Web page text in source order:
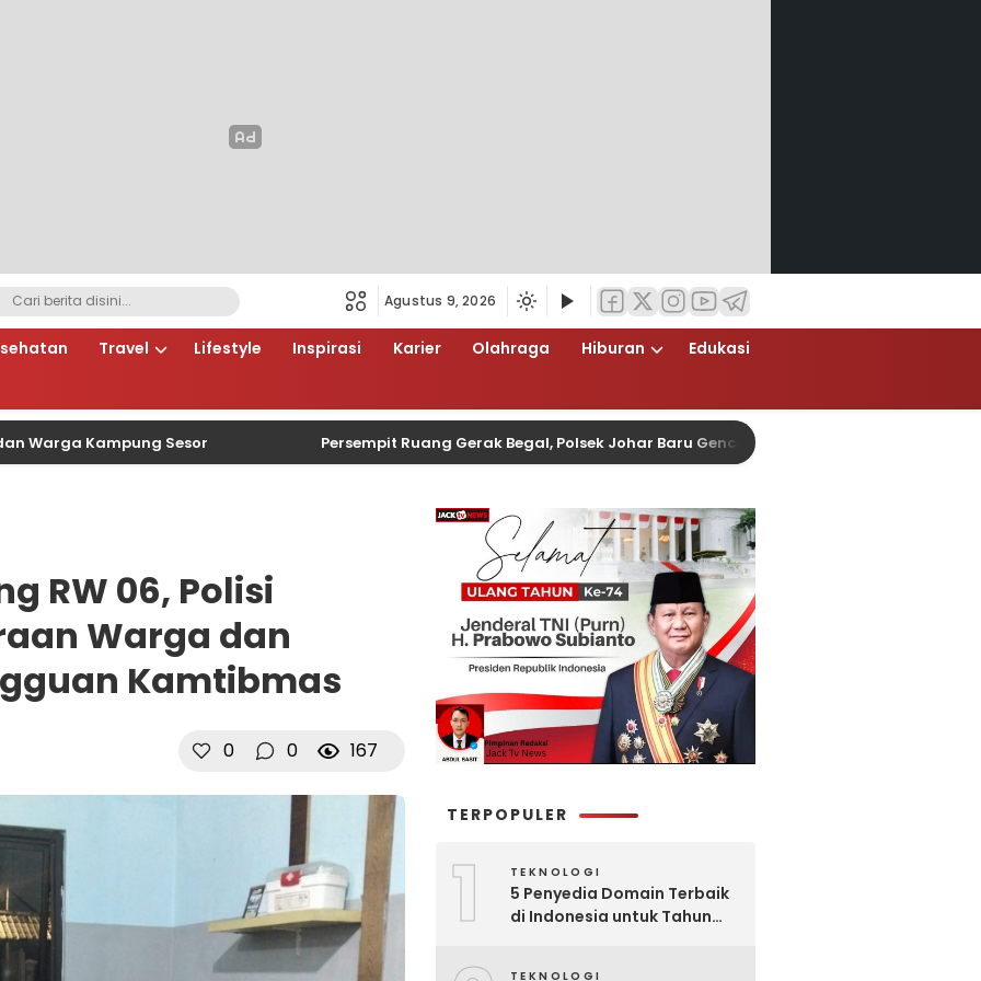
Agustus 9, 2026
Travel Lifestyle Inspirasi Karier Olahraga Hiburan
Edukasi
Kampung Sesor Persempit Ruang Gerak Begal, Polsek Johar Baru Gencarkan Operasi Cipta Kondisi Dini Hari
RW 06, Polisi
Warga dan
Kamtibmas
0 0 167
TERPOPULER
1 TEKNOLOGI
5 Penyedia Domain Terbaik
di Indonesia untuk Tahun
TEKNOLOGI